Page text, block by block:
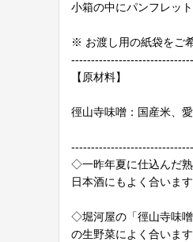
小箱の中にパンフレッ
※ お渡し用の紙袋をご
【原材料】
徑山寺味噌：国産米、
◇一昨年夏に仕込んだ熟
日本酒にもよく合います
◇堀河屋の「徑山寺味
の生野菜によく合います